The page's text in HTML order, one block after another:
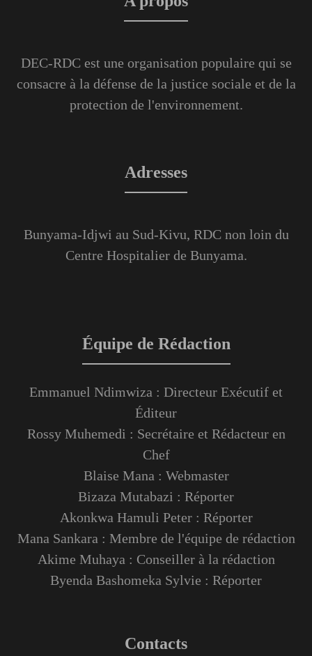
DEC-RDC est une organisation populaire qui se
consacre à la défense de la justice sociale et de la
protection de l'environnement.
Adresses
Bunyama-Idjwi au Sud-Kivu, RDC non loin du
Centre Hospitalier de Bunyama.
Équipe de Rédaction
Emmanuel Ndimwiza : Directeur Exécutif et
Éditeur
Rossy Muhemedi : Secrétaire et Rédacteur en
Chef
Blaise Mana : Webmaster
Bizaza Mutabazi : Réporter
Akonkwa Hamuli Peter : Réporter
Mana Sankara : Membre de l'équipe de rédaction
Akime Muhaya : Conseiller à la rédaction
Byenda Bashomeka Sylvie : Réporter
Contacts